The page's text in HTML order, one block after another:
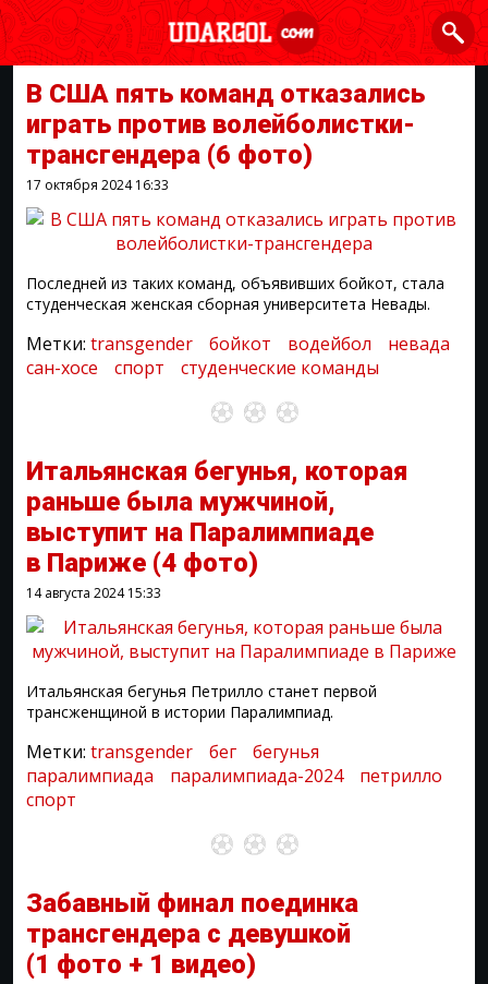
В США пять команд отказались
играть против волейболистки-
трансгендера (6 фото)
17 октября 202416:33
Последней из таких команд, объявивших бойкот, стала
студенческая женская сборная университета Невады.
Метки: transgender бойкот водейбол
невада
сан-хосе
спорт студенческие команды
Итальянская бегунья, которая
раньше была мужчиной,
выступит на Паралимпиаде
в Париже (4 фото)
14 августа 202415:33
Итальянская бегунья Петрилло станет первой
трансженщиной в истории Паралимпиад.
Метки: transgender бег
бегунья
паралимпиада
паралимпиада-2024
петрилло
спорт
Забавный финал поединка
трансгендера с девушкой
(1 фото + 1 видео)